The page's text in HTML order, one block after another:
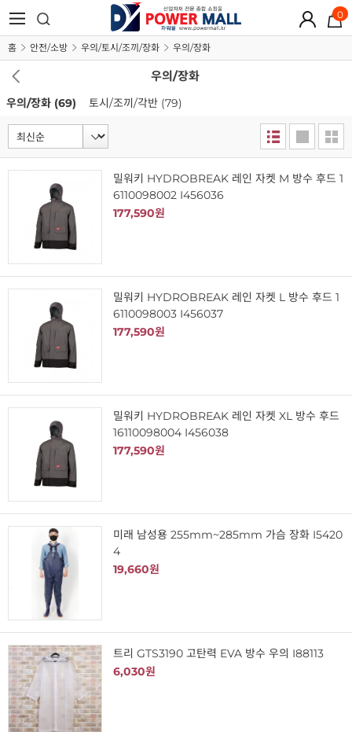
0
홈 안전/소방 우의/토시/조끼/장화 우의/장화
우의/장화
우의/장화 (69) 토시/조끼/각반 (79)
밀워키 HYDROBREAK 레인 자켓 M 방수 후드 1
6110098002 I456036
177,590원
밀워키 HYDROBREAK 레인 자켓 L 방수 후드 1
6110098003 I456037
177,590원
밀워키 HYDROBREAK 레인 자켓 XL 방수 후드
16110098004 I456038
177,590원
미래 남성용 255mm~285mm 가슴 장화 I5420
4
19,660원
트리 GTS3190 고탄력 EVA 방수 우의 I88113
6,030원